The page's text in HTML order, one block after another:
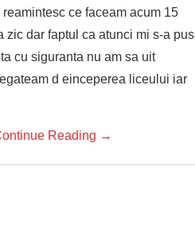
ce faceam acum 15
zic dar faptul ca atunci mi s-a pus
cu siguranta nu am sa uit
d einceperea liceului iar
Reading →